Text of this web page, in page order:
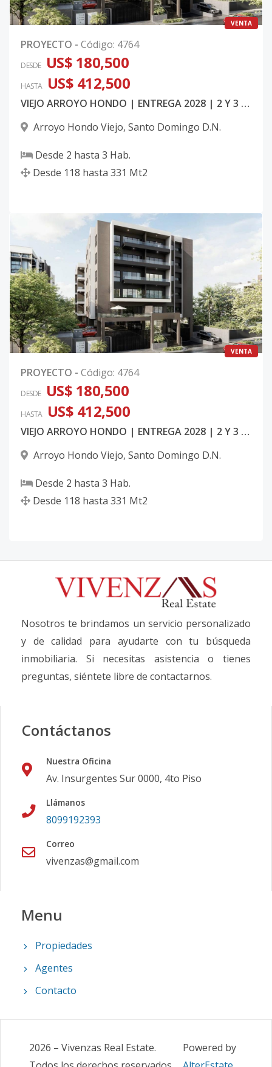
VENTA
PROYECTO - Código: 4764
DESDE US$ 180,500
HASTA US$ 412,500
VIEJO ARROYO HONDO | ENTREGA 2028 | 2 Y 3 HAB
Arroyo Hondo Viejo, Santo Domingo D.N.
Desde 2 hasta 3 Hab.
Desde 118 hasta 331 Mt2
VENTA
PROYECTO - Código: 4764
DESDE US$ 180,500
HASTA US$ 412,500
VIEJO ARROYO HONDO | ENTREGA 2028 | 2 Y 3 HAB
Arroyo Hondo Viejo, Santo Domingo D.N.
Desde 2 hasta 3 Hab.
Desde 118 hasta 331 Mt2
Nosotros te brindamos un servicio personalizado
y de calidad para ayudarte con tu búsqueda
inmobiliaria. Si necesitas asistencia o tienes
preguntas, siéntete libre de contactarnos.
Contáctanos
Nuestra Oficina
Av. Insurgentes Sur 0000, 4to Piso
Llámanos
8099192393
Correo
vivenzas@gmail.com
Menu
Propiedades
Agentes
Contacto
2026 – Vivenzas Real Estate.
Powered by